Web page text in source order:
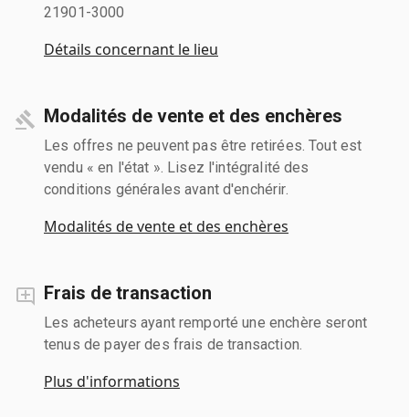
21901-3000
Détails concernant le lieu
Modalités de vente et des enchères
Les offres ne peuvent pas être retirées. Tout est
vendu « en l'état ». Lisez l'intégralité des
conditions générales avant d'enchérir.
Modalités de vente et des enchères
Frais de transaction
Les acheteurs ayant remporté une enchère seront
tenus de payer des frais de transaction.
Plus d'informations